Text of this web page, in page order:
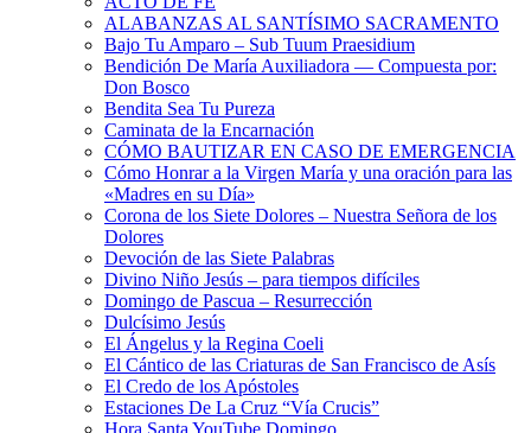
ALABANZAS AL SANTÍSIMO SACRAMENTO
Bajo Tu Amparo – Sub Tuum Praesidium
Bendición De María Auxiliadora — Compuesta por:
Don Bosco
Bendita Sea Tu Pureza
Caminata de la Encarnación
CÓMO BAUTIZAR EN CASO DE EMERGENCIA
Cómo Honrar a la Virgen María y una oración para las
«Madres en su Día»
Corona de los Siete Dolores – Nuestra Señora de los
Dolores
Devoción de las Siete Palabras
Divino Niño Jesús – para tiempos difíciles
Domingo de Pascua – Resurrección
Dulcísimo Jesús
El Ángelus y la Regina Coeli
El Cántico de las Criaturas de San Francisco de Asís
El Credo de los Apóstoles
Estaciones De La Cruz “Vía Crucis”
Hora Santa YouTube Domingo